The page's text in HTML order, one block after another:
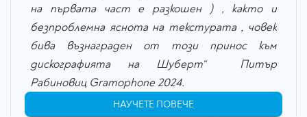
на първата част е разкошен ) , както и
безпроблемна яснота на текстурата , човек
бива възнаграден от този принос към
дискографията на Шуберт“ Питър
Рабиновиц Gramophone 2024.
НАУЧЕТЕ ПОВЕЧЕ